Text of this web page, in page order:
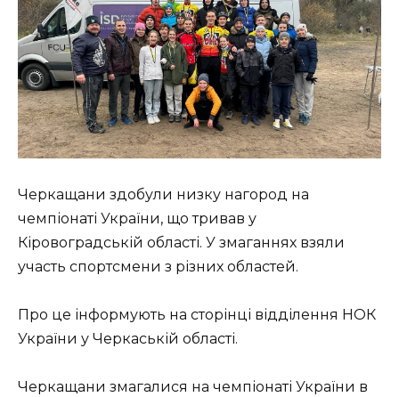
Черкащани здобули низку нагород на
чемпіонаті України, що тривав у
Кіровоградській області. У змаганнях взяли
участь спортсмени з різних областей.
Про це інформують на сторінці відділення НОК
України у Черкаській області.
Черкащани змагалися на чемпіонаті України в